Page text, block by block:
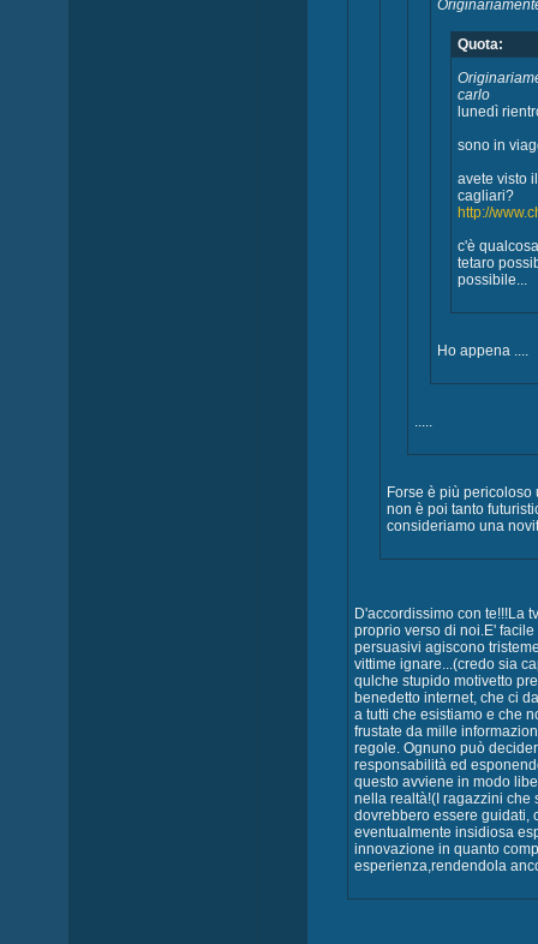
Quota:
carlo
lunedì
sono in
avete visto
cagliari?
http://
c'è
tetaro
possibile...
Ho appena ....
.....
Forse è più
non è poi tanto
consideriamo una
D'accordissimo con te!!!La
proprio verso di noi.E'
persuasivi agiscono
vittime ignare...(credo sia
qulche stupido motivetto
benedetto internet, che ci
a tutti che esistiamo e che
frustate da mille
regole. Ognuno può
responsabilità ed
questo avviene in modo
nella realtà!(I ragazzini che
dovrebbero essere guidati,
eventualmente insidiosa
innovazione in quanto
esperienza,rendendola